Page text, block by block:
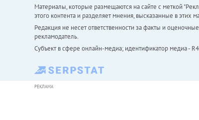
Материалы, которые размещаются на сайте с меткой
этого контента и разделяет мнения, высказанные в этих
Редакция не несет ответственности за факты и
рекламодатель.
Субъект в сфере онлайн-медиа; идентификатор медиа -
РЕКЛАМА